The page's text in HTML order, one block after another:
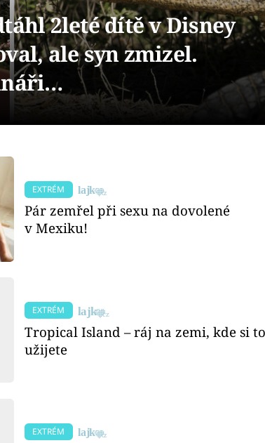
2leté dítě v Disney
ale syn zmizel.
EXTRÉM
Pár zemřel při sexu na dovolené
v Mexiku!
EXTRÉM
Tropical Island – ráj na zemi, kde si to
užijete
EXTRÉM